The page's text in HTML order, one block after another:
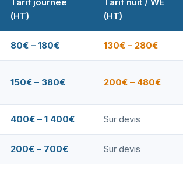
(HT)
(HT)
80€ – 180€ 130€ – 280€
150€ – 380€ 200€ – 480€
400€ – 1 400€ Sur devis
200€ – 700€ Sur devis